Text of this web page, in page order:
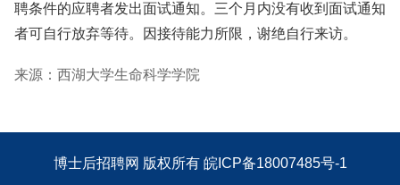
聘条件的应聘者发出面试通知。三个月内没有收到面试通知
者可自行放弃等待。因接待能力所限，谢绝自行来访。
来源：西湖大学生命科学学院
博士后招聘网 版权所有 皖ICP备18007485号-1